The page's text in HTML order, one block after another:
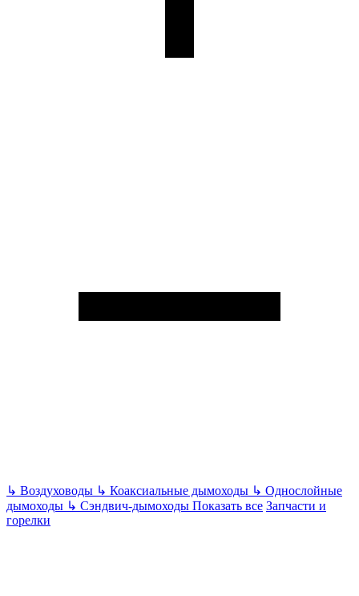
↳ Воздуховоды ↳ Коаксиальные дымоходы ↳ Однослойные
дымоходы ↳ Сэндвич-дымоходы Показать все Запчасти и
горелки